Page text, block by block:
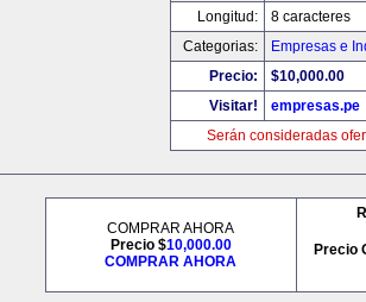
Longitud:
8 caracteres
Categorias:
Empresas e
Precio:
$10,000.00
Visitar!
empresas.pe
Serán consideradas
COMPRAR AHORA
Precio $10,000.00
COMPRAR AHORA
Precio